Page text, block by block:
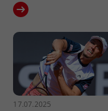
17.07.2025